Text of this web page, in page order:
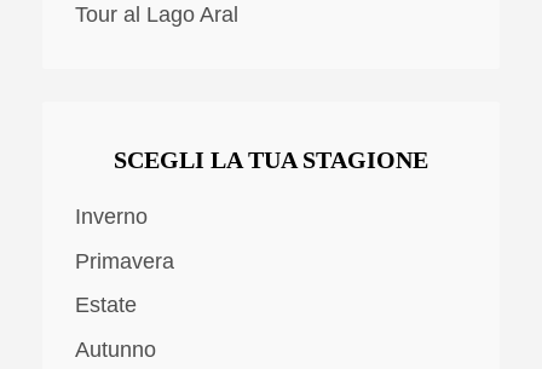
Tour al Lago Aral
SCEGLI LA TUA STAGIONE
Inverno
Primavera
Estate
Autunno